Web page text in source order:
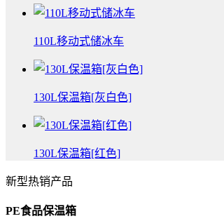
110L移动式储冰车
130L保温箱[灰白色]
130L保温箱[红色]
新型热销产品
PE食品保温箱